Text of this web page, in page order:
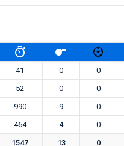
41 0 0
52 0 0
990 9 0
464 4 0
1547 13 0